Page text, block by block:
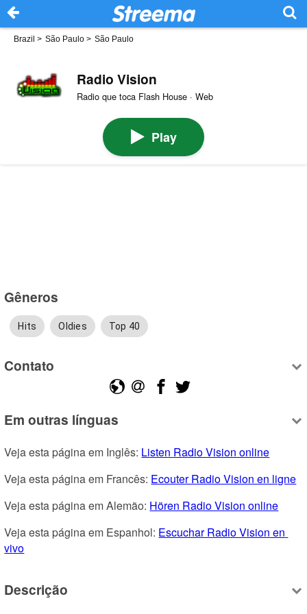
Brazil > São Paulo > São Paulo
Radio Vision
Radio que toca Flash House · Web
Play
Gêneros
Hits Oldies Top 40
Contato
Em outras línguas
Veja esta página em Inglês: Listen Radio Vision online
Veja esta página em Francês: Ecouter Radio Vision en ligne
Veja esta página em Alemão: Hören Radio Vision online
Veja esta página em Espanhol: Escuchar Radio Vision en
vivo
Descrição